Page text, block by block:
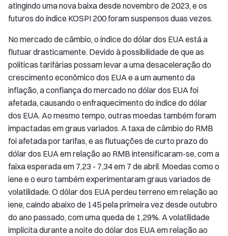
atingindo uma nova baixa desde novembro de 2023, e os
futuros do índice KOSPI 200 foram suspensos duas vezes.
No mercado de câmbio, o índice do dólar dos EUA está a
flutuar drasticamente. Devido à possibilidade de que as
políticas tarifárias possam levar a uma desaceleração do
crescimento econômico dos EUA e a um aumento da
inflação, a confiança do mercado no dólar dos EUA foi
afetada, causando o enfraquecimento do índice do dólar
dos EUA. Ao mesmo tempo, outras moedas também foram
impactadas em graus variados. A taxa de câmbio do RMB
foi afetada por tarifas, e as flutuações de curto prazo do
dólar dos EUA em relação ao RMB intensificaram-se, com a
faixa esperada em 7,23 - 7,34 em 7 de abril. Moedas como o
iene e o euro também experimentaram graus variados de
volatilidade. O dólar dos EUA perdeu terreno em relação ao
iene, caindo abaixo de 145 pela primeira vez desde outubro
do ano passado, com uma queda de 1,29%. A volatilidade
implícita durante a noite do dólar dos EUA em relação ao